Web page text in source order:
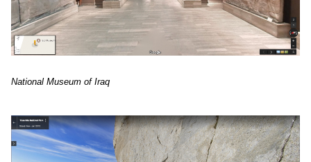
National Museum of Iraq